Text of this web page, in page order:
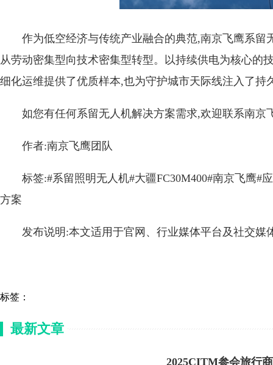
作为低空经济与传统产业融合的典范,南京飞鹰系
从劳动密集型向技术密集型转型。以持续供电为核心的
细化运维提供了优质样本,也为守护城市天际线注入了持
如您有任何系留无人机解决方案需求,欢迎联系南京
作者:南京飞鹰团队
标签:#系留照明无人机#大疆FC30M400#南京飞鹰#
方案
发布说明:本文适用于官网、行业媒体平台及社交
标签：
最新文章
2025CITM参会旅行